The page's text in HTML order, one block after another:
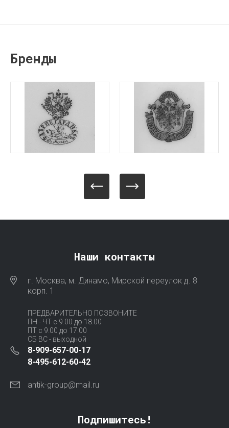
Бренды
Наши контакты
г. Москва, м. Динамо, Мирской переулок д. 8
корп. 1
ПРЕДВАРИТЕЛЬНО ПОЗВОНИТЕ
ПН - ЧТ с 9.00 до 18.00
ПТ с 9.00 до 17.00
СБ ВС - выходной
8-909-657-00-17
8-495-612-60-42
antik-group@mail.ru
Подпишитесь!